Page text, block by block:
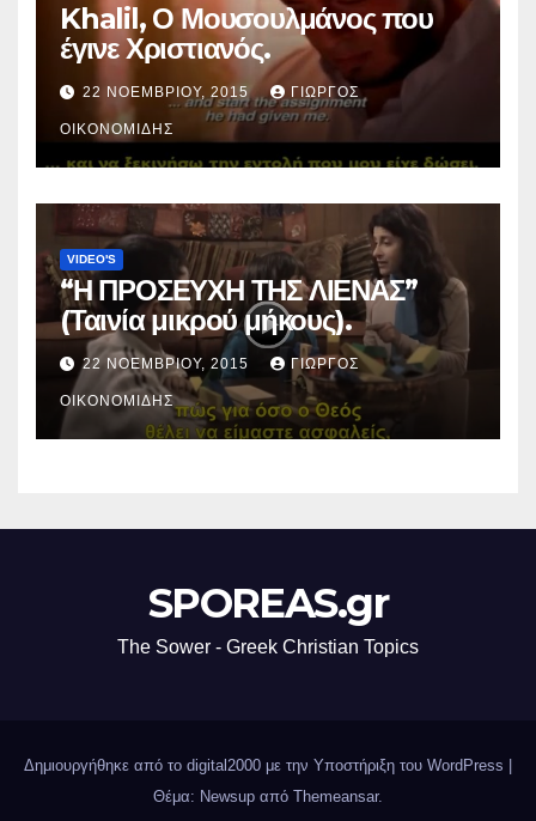
Khalil, Ο Μουσουλμάνος που
έγινε Χριστιανός.
22 ΝΟΕΜΒΡΊΟΥ, 2015 ΓΙΏΡΓΟΣ
ΟΙΚΟΝΟΜΊΔΗΣ
VIDEO'S
“Η ΠΡΟΣΕΥΧΗ ΤΗΣ ΛΙΕΝΑΣ”
(Ταινία μικρού μήκους).
22 ΝΟΕΜΒΡΊΟΥ, 2015 ΓΙΏΡΓΟΣ
ΟΙΚΟΝΟΜΊΔΗΣ
SPOREAS.gr
The Sower - Greek Christian Topics
Δημιουργήθηκε από το digital2000 με την Υποστήριξη του WordPress
Θέμα: Newsup από Themeansar.